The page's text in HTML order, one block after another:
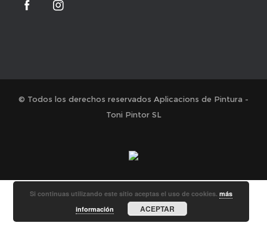
© Todos los derechos reservados Aplicacions de Pintura -
Toni Pintor SL
Si continuas utilizando este sitio aceptas el uso de cookies.más
información
ACEPTAR